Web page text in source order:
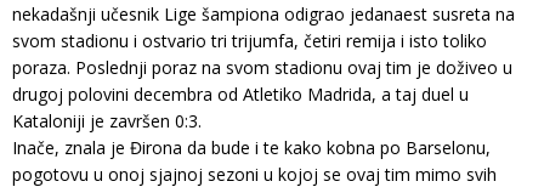
nekadašnji učesnik Lige šampiona odigrao jedanaest susreta na
svom stadionu i ostvario tri trijumfa, četiri remija i isto toliko
poraza. Poslednji poraz na svom stadionu ovaj tim je doživeo u
drugoj polovini decembra od Atletiko Madrida, a taj duel u
Kataloniji je završen 0:3.
Inače, znala je Đirona da bude i te kako kobna po Barselonu,
pogotovu u onoj sjajnoj sezoni u kojoj se ovaj tim mimo svih